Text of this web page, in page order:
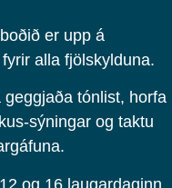
er upp á
alla fjölskylduna.
tónlist, horfa
sýningar og taktu
og 16 laugardaginn